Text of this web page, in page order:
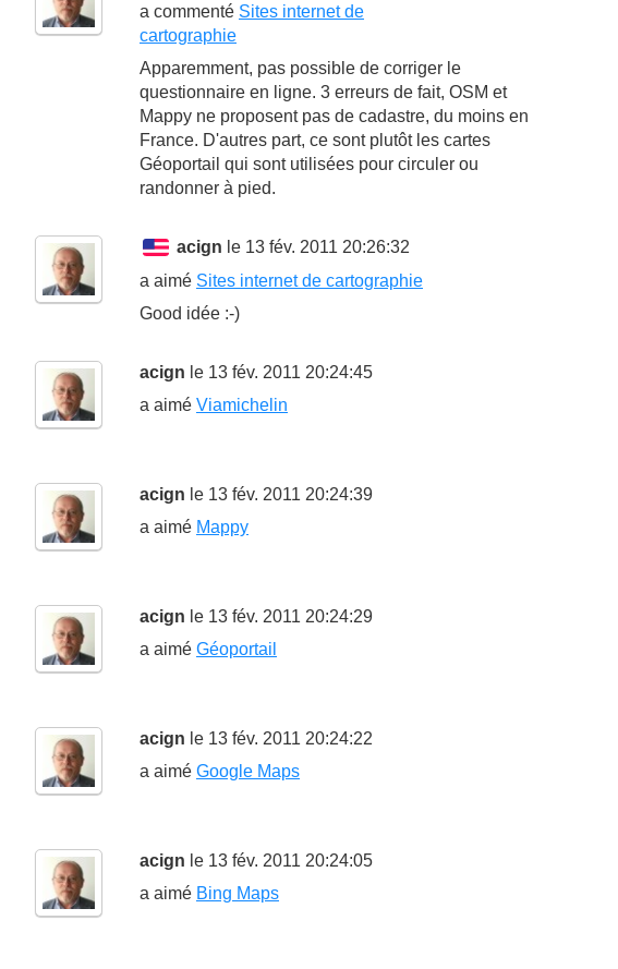
a commenté Sites internet de
cartographie
Apparemment, pas possible de corriger le
questionnaire en ligne. 3 erreurs de fait, OSM et
Mappy ne proposent pas de cadastre, du moins en
France. D'autres part, ce sont plutôt les cartes
Géoportail qui sont utilisées pour circuler ou
randonner à pied.
acign le 13 fév. 2011 20:26:32
a aimé Sites internet de cartographie
Good idée :-)
acign le 13 fév. 2011 20:24:45
a aimé Viamichelin
acign le 13 fév. 2011 20:24:39
a aimé Mappy
acign le 13 fév. 2011 20:24:29
a aimé Géoportail
acign le 13 fév. 2011 20:24:22
a aimé Google Maps
acign le 13 fév. 2011 20:24:05
a aimé Bing Maps